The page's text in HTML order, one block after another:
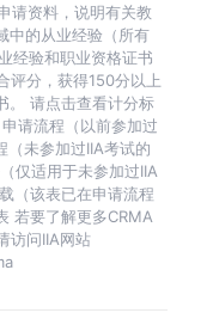
请资料，说明有关教
中的从业经验（所有
经验和职业资格证书
评分，获得150分以上
。 请点击查看计分标
请流程（以前参加过
（未参加过IIA考试的
仅适用于未参加过IIA
（该表已在申请流程
若要了解更多CRMA
访问IIA网站